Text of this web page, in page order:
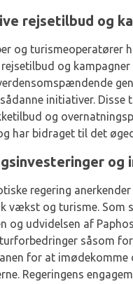
rejsetilbud og
og turismeoperatører
og
initiativer.
og
har bidraget til det
og
regering
vækst og turisme. Som
og udvidelsen af
såsom
for at imødekomme
Regeringens